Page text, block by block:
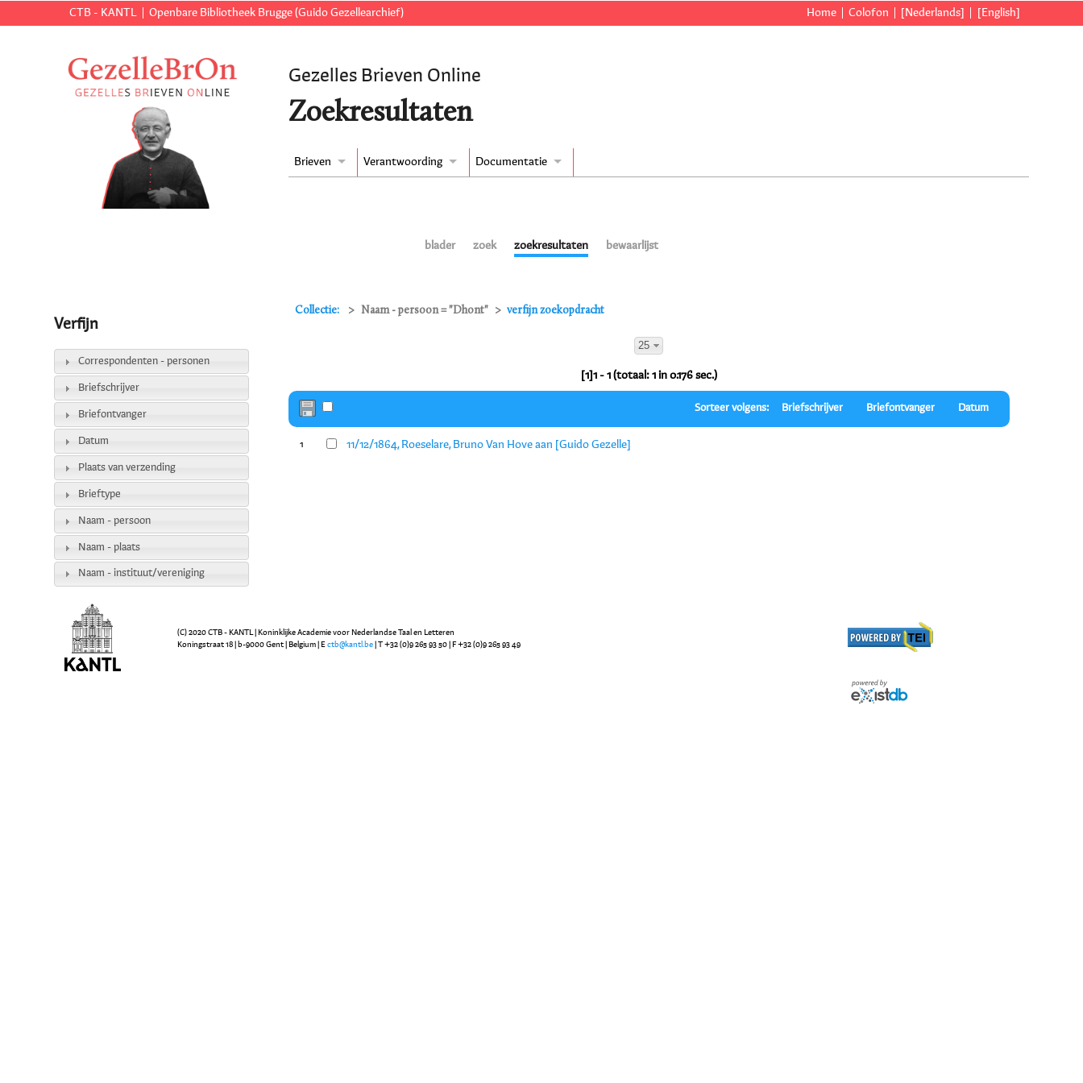
CTB - KANTL Openbare Bibliotheek Brugge (Guido Gezellearchief) Home Colofon [Nederlands] [English]
Gezelles Brieven Online
Zoekresultaten
Brieven Verantwoording Documentatie
blader zoek zoekresultaten bewaarlijst
Collectie: Naam - persoon = "Dhont" verfijn zoekopdracht
25
[1]1 - 1 (totaal: 1 in 0.176 sec.)
Sorteer volgens: Briefschrijver Briefontvanger Datum
1 11/12/1864, Roeselare, Bruno Van Hove aan [Guido Gezelle]
Verfijn
Correspondenten - personen
Briefschrijver
Briefontvanger
Datum
Plaats van verzending
Brieftype
Naam - persoon
Naam - plaats
Naam - instituut/vereniging
(C) 2020 CTB - KANTL | Koninklijke Academie voor Nederlandse Taal en Letteren
Koningstraat 18 | b-9000 Gent | Belgium | Ectb@kantl.be | T +32 (0)9 265 93 50 | F +32 (0)9 265 93 49